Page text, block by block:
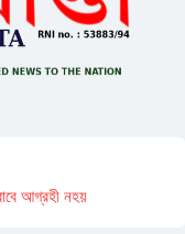
আগ্রহী নহয়